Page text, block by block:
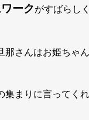
ークがすばらしく
那さんはお姫ちゃ
集まりに言ってく